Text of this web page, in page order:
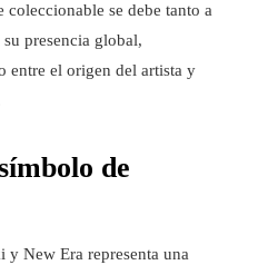
coleccionable se debe tanto a
presencia global,
entre el origen del artista y
de
y New Era representa una